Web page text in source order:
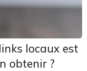
locaux est
obtenir ?